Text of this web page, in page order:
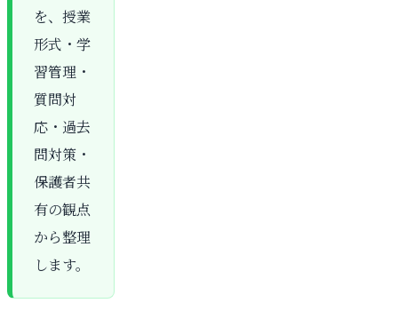
を、授業
形式・学
習管理・
質問対
応・過去
問対策・
保護者共
有の観点
から整理
します。